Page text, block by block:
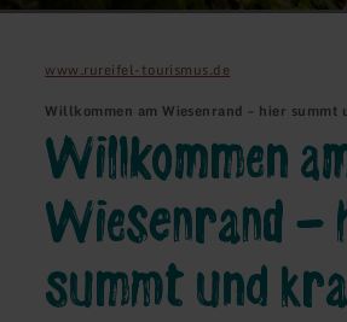
www.rureifel-tourismus.de
Willkommen am Wiesenrand – hier summt
Willkommen
Wiesenrand –
summt und